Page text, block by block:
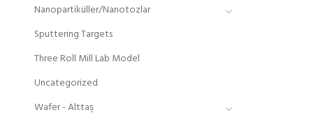
Nanopartiküller/Nanotozlar
Sputtering Targets
Three Roll Mill Lab Model
Uncategorized
Wafer - Alttaş